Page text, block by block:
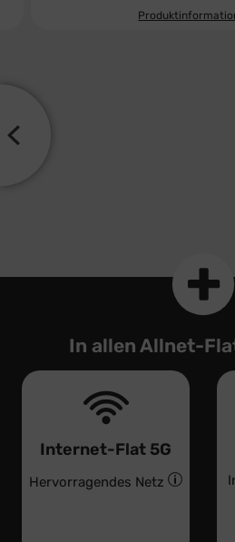
In allen Allnet-
Internet-Flat 5G
Hervorragendes Netz